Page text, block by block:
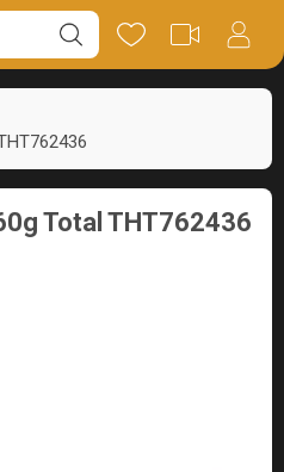
Thông số Review
Total THT762436